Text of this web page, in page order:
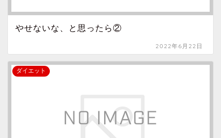
やせないな、と思ったら②
2022年6月22日
ダイエット